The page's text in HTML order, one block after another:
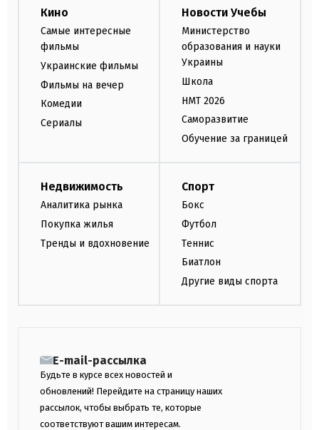
Кино
Самые интересные
фильмы
Украинские фильмы
Фильмы на вечер
Комедии
Сериалы
Новости Учебы
Министерство
образования и науки
Украины
Школа
НМТ 2026
Саморазвитие
Обучение за границей
Недвижимость
Аналитика рынка
Покупка жилья
Тренды и вдохновение
Спорт
Бокс
Футбол
Теннис
Биатлон
Другие виды спорта
E-mail-рассылка
Будьте в курсе всех новостей и
обновлений! Перейдите на страницу наших
рассылок, чтобы выбрать те, которые
соответствуют вашим интересам.